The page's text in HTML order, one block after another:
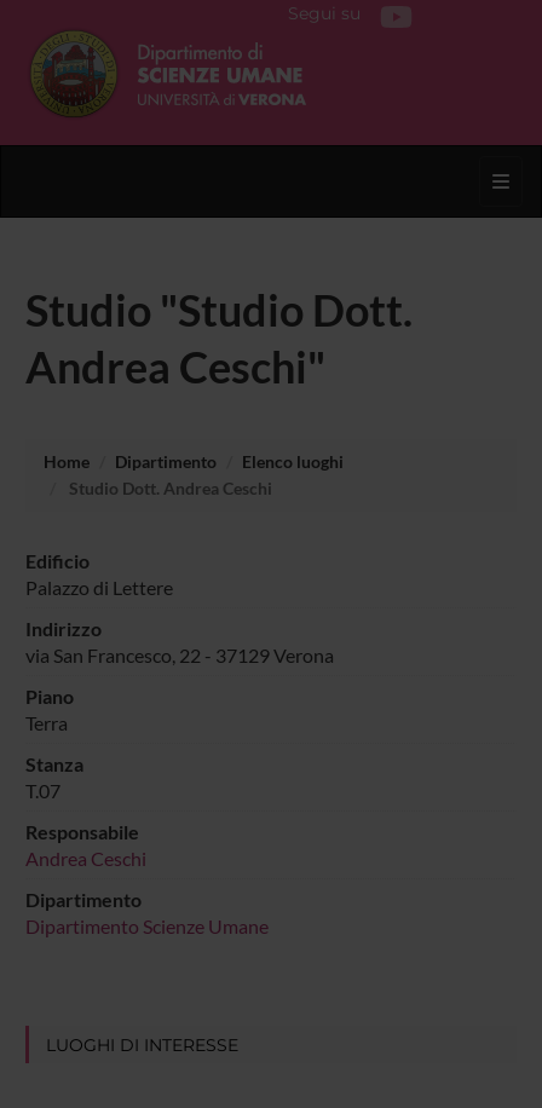
Segui su
Studio "Studio Dott.
Andrea Ceschi"
Home Dipartimento
Elenco luoghi
Studio Dott. Andrea Ceschi
Edificio
Palazzo di Lettere
Indirizzo
via San Francesco, 22 - 37129 Verona
Piano
Terra
Stanza
T.07
Responsabile
Andrea Ceschi
Dipartimento
Dipartimento Scienze Umane
LUOGHI DI INTERESSE